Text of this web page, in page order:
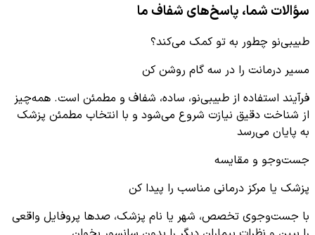
سؤالات شما، پاسخ‌های شفاف ما
طبیبی‌نو چطور به تو کمک می‌کند؟
مسیر درمانت را در سه گام روشن کن
فرآیند استفاده از طبیبی‌نو، ساده، شفاف و مطمئن است. همه‌چیز
از شناخت دقیق نیازت شروع می‌شود و با انتخاب مطمئن پزشک
به پایان می‌رسد
جست‌وجو و مقایسه
پزشک یا مرکز درمانی مناسب را پیدا کن
با جست‌وجوی تخصص، شهر یا نام پزشک، صدها پروفایل واقعی